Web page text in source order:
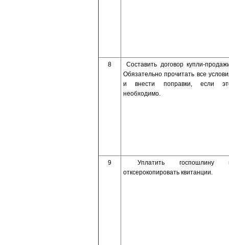
8
Составить договор купли-
Обязательно прочитать все
и внести поправки, если
необходимо.
9
Уплатить госпошлину
отксерокопировать квитанции.